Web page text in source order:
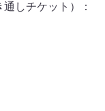
しチケット）：